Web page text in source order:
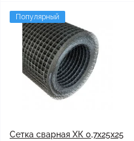
Популярный
Сетка сварная ХК 0,7x25x25